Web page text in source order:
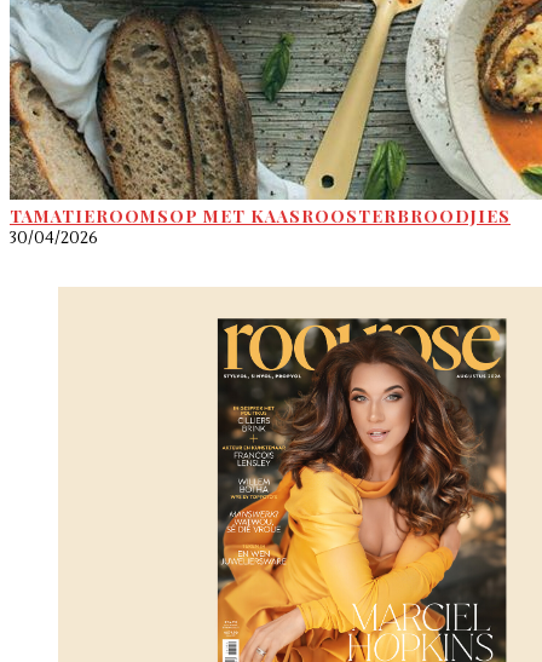
TAMATIEROOMSOP MET KAASROOSTERBROODJIES
30/04/2026